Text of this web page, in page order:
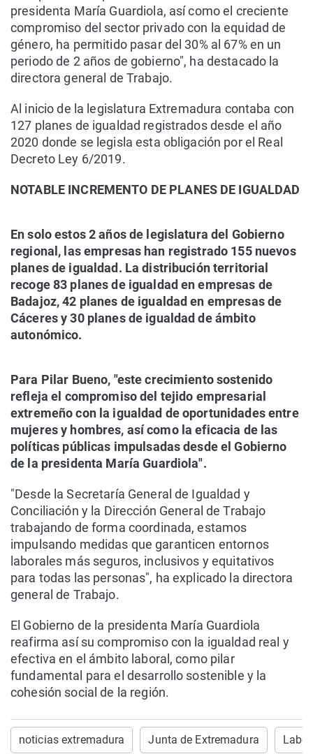
presidenta María Guardiola, así como el creciente
compromiso del sector privado con la equidad de
género, ha permitido pasar del 30% al 67% en un
periodo de 2 años de gobierno", ha destacado la
directora general de Trabajo.
Al inicio de la legislatura Extremadura contaba con
127 planes de igualdad registrados desde el año
2020 donde se legisla esta obligación por el Real
Decreto Ley 6/2019.
NOTABLE INCREMENTO DE PLANES DE IGUALDAD
En solo estos 2 años de legislatura del Gobierno
regional, las empresas han registrado 155 nuevos
planes de igualdad. La distribución territorial
recoge 83 planes de igualdad en empresas de
Badajoz, 42 planes de igualdad en empresas de
Cáceres y 30 planes de igualdad de ámbito
autonómico.
Para Pilar Bueno, "este crecimiento sostenido
refleja el compromiso del tejido empresarial
extremeño con la igualdad de oportunidades entre
mujeres y hombres, así como la eficacia de las
políticas públicas impulsadas desde el Gobierno
de la presidenta María Guardiola".
"Desde la Secretaría General de Igualdad y
Conciliación y la Dirección General de Trabajo
trabajando de forma coordinada, estamos
impulsando medidas que garanticen entornos
laborales más seguros, inclusivos y equitativos
para todas las personas", ha explicado la directora
general de Trabajo.
El Gobierno de la presidenta María Guardiola
reafirma así su compromiso con la igualdad real y
efectiva en el ámbito laboral, como pilar
fundamental para el desarrollo sostenible y la
cohesión social de la región.
noticias extremadura Junta de Extremadura